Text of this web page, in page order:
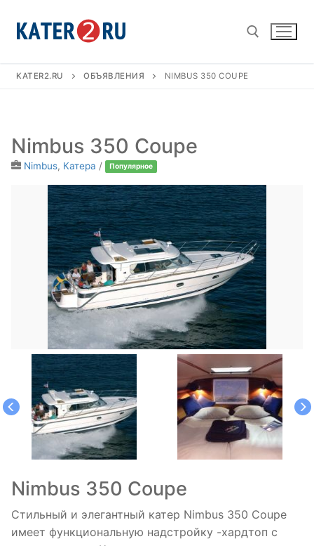
содержимому
KATER2.RU ОБЪЯВЛЕНИЯ NIMBUS 350 COUPE
Nimbus 350 Coupe
Nimbus, Катера / Популярное
Nimbus 350 Coupe
Стильный и элегантный катер Nimbus 350 Coupe
имеет функциональную надстройку -хардтоп с